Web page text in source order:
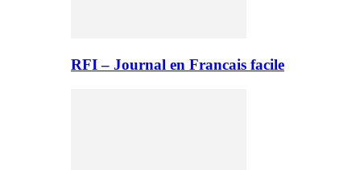
RFI – Journal en Francais facile